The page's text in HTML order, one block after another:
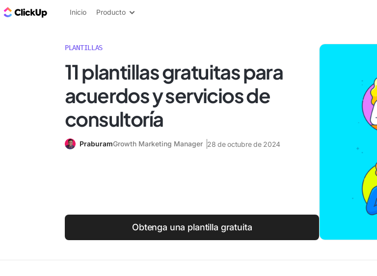
ClickUp Blog
Inicio Producto
PLANTILLAS
11 plantillas gratuitas para
acuerdos y servicios de
consultoría
PraburamGrowth Marketing Manager 28 de octubre de 2024
Obtenga una plantilla gratuita